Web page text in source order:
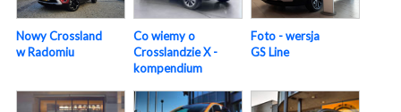
Nowy Crossland
w Radomiu
Co wiemy o
Crosslandzie X -
kompendium
Foto - wersja
GS Line